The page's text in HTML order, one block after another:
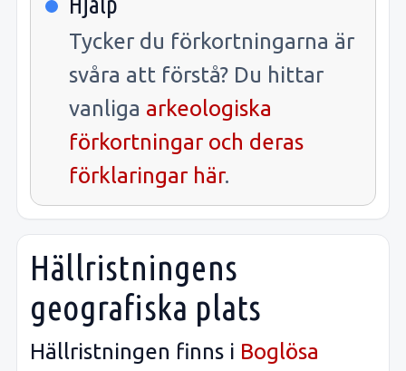
Tycker du förkortningarna är
svåra att förstå? Du hittar
vanliga arkeologiska
förkortningar och deras
förklaringar här.
Hällristningens
geografiska plats
Hällristningen finns i Boglösa